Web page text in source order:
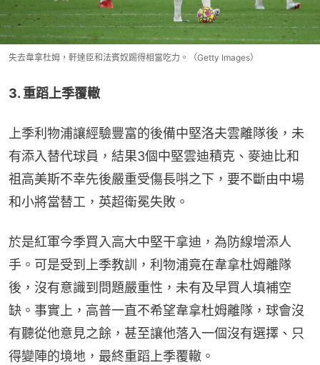
失去韋拿杜姆，軒達臣和法賓奴踢得相當吃力。（Getty Images）
3. 重蹈上季覆轍
上季利物浦讓經驗豐富的後備中堅洛夫雲離隊後，未
有添入替代球員，結果3個中堅雲迪積克、麥迪比和
祖高美斯不幸先後嚴重受傷長唞之下，要不斷由中場
和小將當替工，英超衛冕失敗。
於是紅軍今季買入高大中堅干拿迪，為防線增添人
手。可是受到上季教訓，利物浦竟在韋拿杜姆離隊
後，沒有意識到問題嚴重性，未有及早買人填補空
缺。事實上，高普一直不希望韋拿杜姆離隊，球會沒
有聽從他意見之餘，甚至讓他落入一個沒有選擇、只
得變陣的境地，最終重蹈上季覆轍。